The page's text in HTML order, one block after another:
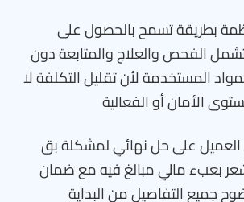
بطريقة تسمح بالحصول على
الفحص والعلاج والمتابعة دون
المستخدمة لأن تقليل التكلفة لا
الأمان أو الفعالية
على حل نهائي لمشكلة بق
بعبء مالي مبالغ فيه مع ضمان
جميع التفاصيل من البداية